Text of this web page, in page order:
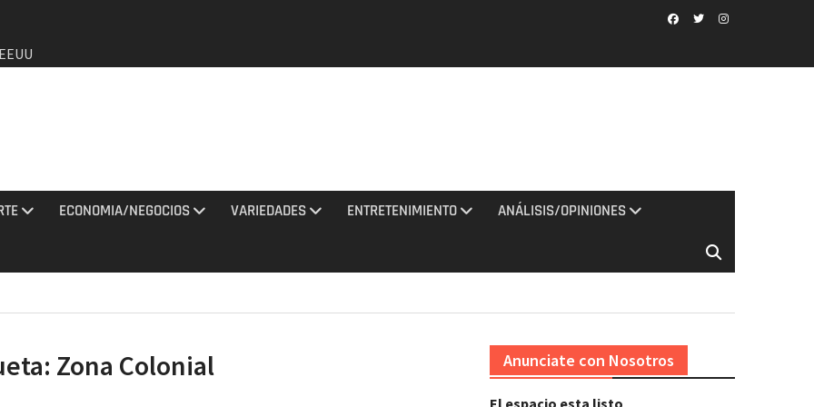
una
con
e
ECONOMIA/NEGOCIOS VARIEDADES ENTRETENIMIENTO ANÁLISIS/OPINIONES
Zona Colonial Anunciate con Nosotros
El espacio esta listo